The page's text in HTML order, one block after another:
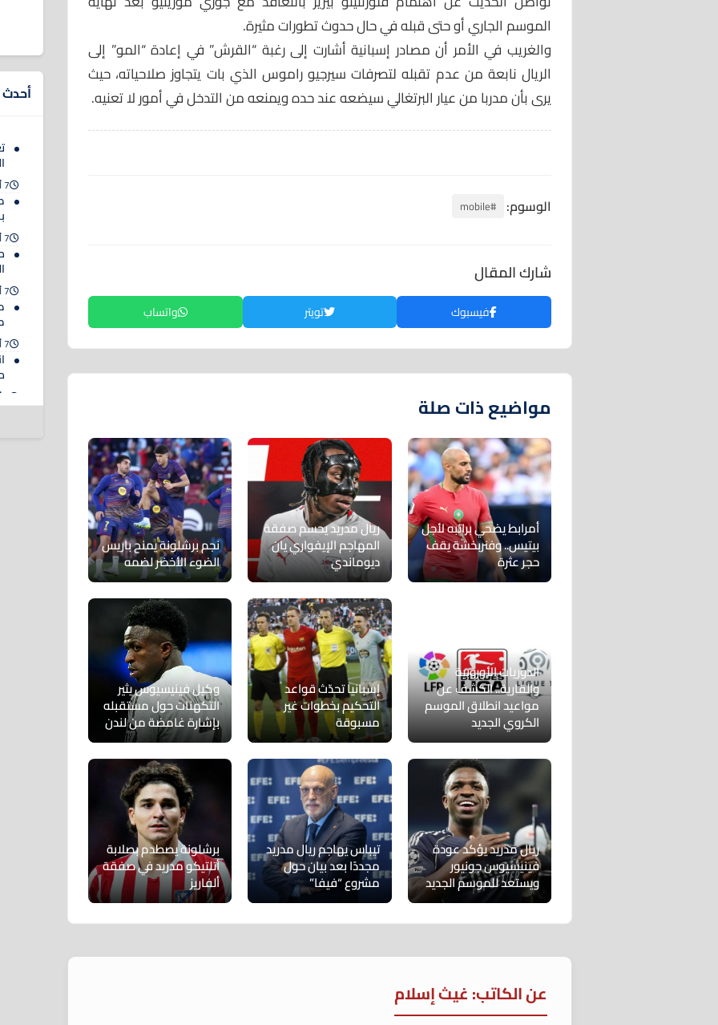
الموسم الجاري أو حتى قبله في حال حدوث تطورات مثيرة.
والغريب في الأمر أن مصادر إسبانية أشارت إلى رغبة “القرش” في إعادة “المو” إلى
الريال نابعة من عدم تقبله لتصرفات سيرجيو راموس الذي بات يتجاوز صلاحياته، حيث
يرى بأن مدربا من عيار البرتغالي سيضعه عند حده ويمنعه من التدخل في أمور لا تعنيه.
الوسوم: #mobile
شارك المقال
فيسبوك تويتر واتساب
مواضيع ذات صلة
أمرابط يضحي براتبه لأجل
بيتيس.. وفنربخشة يقف
حجر عثرة
ريال مدريد يحسم صفقة
المهاجم الإيفواري يان
ديوماندي
نجم برشلونة يمنح باريس
الضوء الأخضر لضمه
الدوريات الأوروبية
والقارية.. الكشف عن
مواعيد انطلاق الموسم
الكروي الجديد
إسبانيا تحدّث قواعد
التحكيم بخطوات غير
مسبوقة
وكيل فينيسيوس يثير
التكهنات حول مستقبله
بإشارة غامضة من لندن
ريال مدريد يؤكد عودة
فينيسيوس جونيور
ويستعد للموسم الجديد
تيباس يهاجم ريال مدريد
مجددًا بعد بيان حول
مشروع “فيفا”
برشلونة يصطدم بصلابة
أتلتيكو مدريد في صفقة
ألفاريز
عن الكاتب: غيث إسلام
أحدث
7 أغسطس 2026
7 أغسطس 2026
7 أغسطس 2026
7 أغسطس 2026